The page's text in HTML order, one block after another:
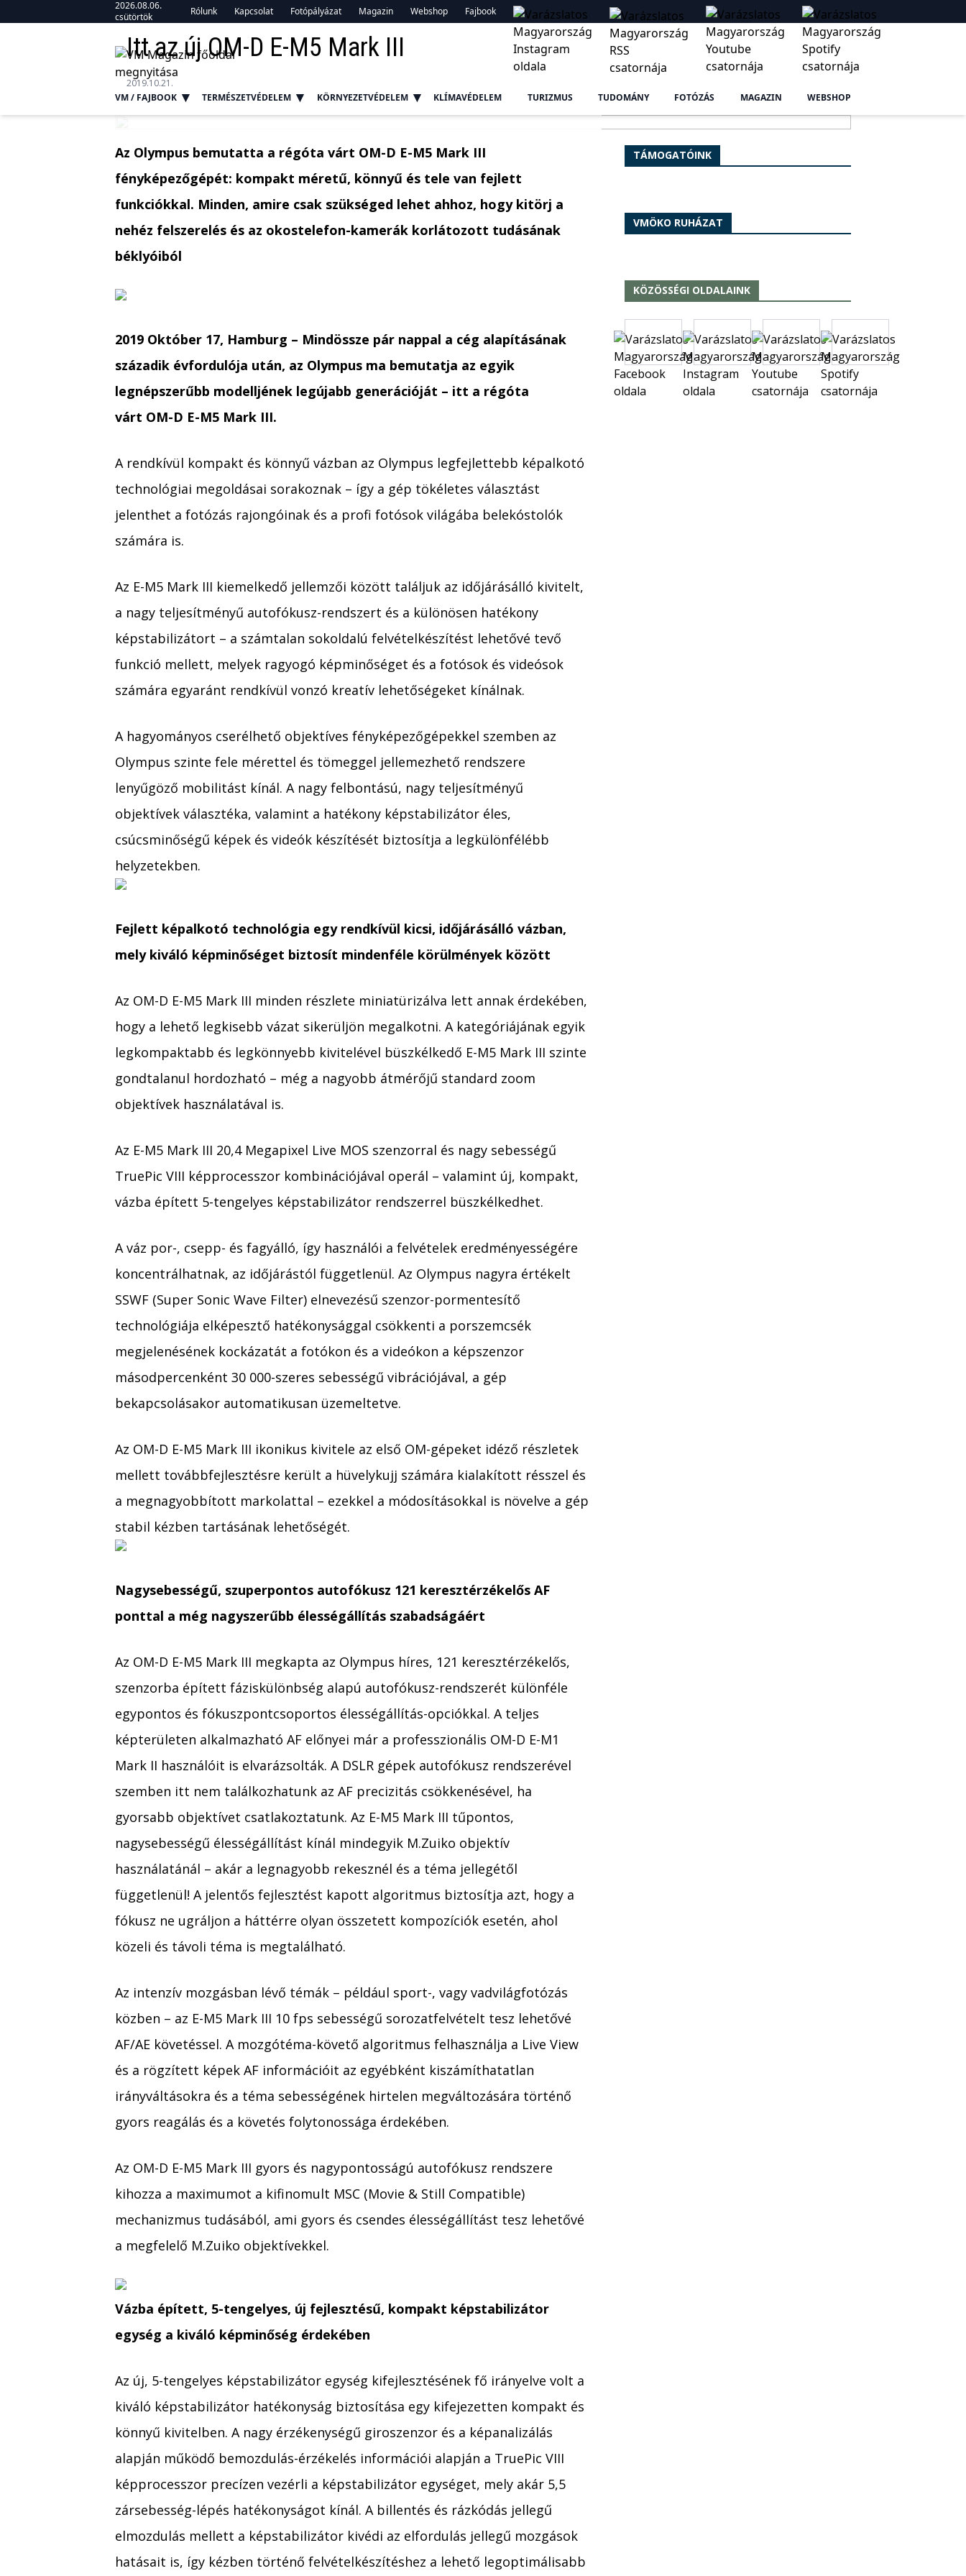
2026.08.06.
csütörtök
Rólunk Kapcsolat Fotópályázat Magazin Webshop Fajbook
VM / FAJBOOK TERMÉSZETVÉDELEM KÖRNYEZETVÉDELEM KLÍMAVÉDELEM TURIZMUS TUDOMÁNY FOTÓZÁS MAGAZIN WEBSHOP
Itt az új OM-D E-M5 Mark III
2019.10.21.
Az Olympus bemutatta a régóta várt OM-D E-M5 Mark III
fényképezőgépét: kompakt méretű, könnyű és tele van fejlett
funkciókkal. Minden, amire csak szükséged lehet ahhoz, hogy kitörj a
nehéz felszerelés és az okostelefon-kamerák korlátozott tudásának
béklyóiból
2019 Október 17, Hamburg – Mindössze pár nappal a cég alapításának
századik évfordulója után, az Olympus ma bemutatja az egyik
legnépszerűbb modelljének legújabb generációját – itt a régóta
várt OM-D E-M5 Mark III.
A rendkívül kompakt és könnyű vázban az Olympus legfejlettebb képalkotó
technológiai megoldásai sorakoznak – így a gép tökéletes választást
jelenthet a fotózás rajongóinak és a profi fotósok világába belekóstolók
számára is.
Az E-M5 Mark III kiemelkedő jellemzői között találjuk az időjárásálló kivitelt,
a nagy teljesítményű autofókusz-rendszert és a különösen hatékony
képstabilizátort – a számtalan sokoldalú felvételkészítést lehetővé tevő
funkció mellett, melyek ragyogó képminőséget és a fotósok és videósok
számára egyaránt rendkívül vonzó kreatív lehetőségeket kínálnak.
A hagyományos cserélhető objektíves fényképezőgépekkel szemben az
Olympus szinte fele mérettel és tömeggel jellemezhető rendszere
lenyűgöző mobilitást kínál. A nagy felbontású, nagy teljesítményű
objektívek választéka, valamint a hatékony képstabilizátor éles,
csúcsminőségű képek és videók készítését biztosítja a legkülönfélébb
helyzetekben.
Fejlett képalkotó technológia egy rendkívül kicsi, időjárásálló vázban,
mely kiváló képminőséget biztosít mindenféle körülmények között
Az OM-D E-M5 Mark III minden részlete miniatürizálva lett annak érdekében,
hogy a lehető legkisebb vázat sikerüljön megalkotni. A kategóriájának egyik
legkompaktabb és legkönnyebb kivitelével büszkélkedő E-M5 Mark III szinte
gondtalanul hordozható – még a nagyobb átmérőjű standard zoom
objektívek használatával is.
Az E-M5 Mark III 20,4 Megapixel Live MOS szenzorral és nagy sebességű
TruePic VIII képprocesszor kombinációjával operál – valamint új, kompakt,
vázba épített 5-tengelyes képstabilizátor rendszerrel büszkélkedhet.
A váz por-, csepp- és fagyálló, így használói a felvételek eredményességére
koncentrálhatnak, az időjárástól függetlenül. Az Olympus nagyra értékelt
SSWF (Super Sonic Wave Filter) elnevezésű szenzor-pormentesítő
technológiája elképesztő hatékonysággal csökkenti a porszemcsék
megjelenésének kockázatát a fotókon és a videókon a képszenzor
másodpercenként 30 000-szeres sebességű vibrációjával, a gép
bekapcsolásakor automatikusan üzemeltetve.
Az OM-D E-M5 Mark III ikonikus kivitele az első OM-gépeket idéző részletek
mellett továbbfejlesztésre került a hüvelykujj számára kialakított résszel és
a megnagyobbított markolattal – ezekkel a módosításokkal is növelve a gép
stabil kézben tartásának lehetőségét.
Nagysebességű, szuperpontos autofókusz 121 keresztérzékelős AF
ponttal a még nagyszerűbb élességállítás szabadságáért
Az OM-D E-M5 Mark III megkapta az Olympus híres, 121 keresztérzékelős,
szenzorba épített fáziskülönbség alapú autofókusz-rendszerét különféle
egypontos és fókuszpontcsoportos élességállítás-opciókkal. A teljes
képterületen alkalmazható AF előnyei már a professzionális OM-D E-M1
Mark II használóit is elvarázsolták. A DSLR gépek autofókusz rendszerével
szemben itt nem találkozhatunk az AF precizitás csökkenésével, ha
gyorsabb objektívet csatlakoztatunk. Az E-M5 Mark III tűpontos,
nagysebességű élességállítást kínál mindegyik M.Zuiko objektív
használatánál – akár a legnagyobb rekesznél és a téma jellegétől
függetlenül! A jelentős fejlesztést kapott algoritmus biztosítja azt, hogy a
fókusz ne ugráljon a háttérre olyan összetett kompozíciók esetén, ahol
közeli és távoli téma is megtalálható.
Az intenzív mozgásban lévő témák – például sport-, vagy vadvilágfotózás
közben – az E-M5 Mark III 10 fps sebességű sorozatfelvételt tesz lehetővé
AF/AE követéssel. A mozgótéma-követő algoritmus felhasználja a Live View
és a rögzített képek AF információit az egyébként kiszámíthatatlan
irányváltásokra és a téma sebességének hirtelen megváltozására történő
gyors reagálás és a követés folytonossága érdekében.
Az OM-D E-M5 Mark III gyors és nagypontosságú autofókusz rendszere
kihozza a maximumot a kifinomult MSC (Movie & Still Compatible)
mechanizmus tudásából, ami gyors és csendes élességállítást tesz lehetővé
a megfelelő M.Zuiko objektívekkel.
Vázba épített, 5-tengelyes, új fejlesztésű, kompakt képstabilizátor
egység a kiváló képminőség érdekében
Az új, 5-tengelyes képstabilizátor egység kifejlesztésének fő irányelve volt a
kiváló képstabilizátor hatékonyság biztosítása egy kifejezetten kompakt és
könnyű kivitelben. A nagy érzékenységű giroszenzor és a képanalizálás
alapján működő bemozdulás-érzékelés információi alapján a TruePic VIII
képprocesszor precízen vezérli a képstabilizátor egységet, mely akár 5,5
zársebesség-lépés hatékonyságot kínál. A billentés és rázkódás jellegű
elmozdulás mellett a képstabilizátor kivédi az elfordulás jellegű mozgások
hatásait is, így kézben történő felvételkészítéshez a lehető legoptimálisabb
TÁMOGATÓINK
VMÖKO RUHÁZAT
KÖZÖSSÉGI OLDALAINK